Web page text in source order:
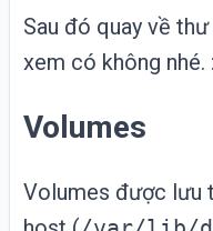
Sau đó quay về
xem có không nhé.
Volumes
Volumes được lưu